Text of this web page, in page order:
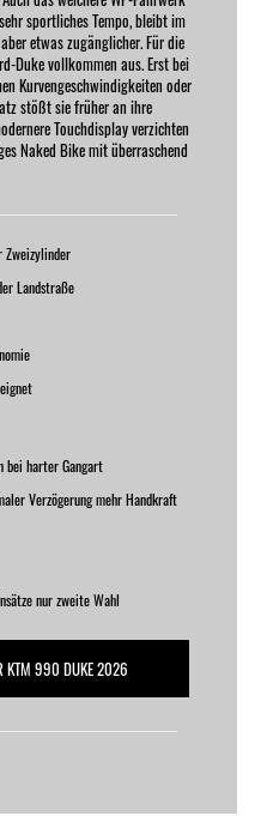
sportliches Tempo, bleibt im
etwas zugänglicher. Für die
Duke vollkommen aus. Erst bei
Kurvengeschwindigkeiten oder
stößt sie früher an ihre
Touchdisplay verzichten
Naked Bike mit überraschend
Zweizylinder
Landstraße
bei harter Gangart
Verzögerung mehr Handkraft
nur zweite Wahl
KTM 990 DUKE 2026